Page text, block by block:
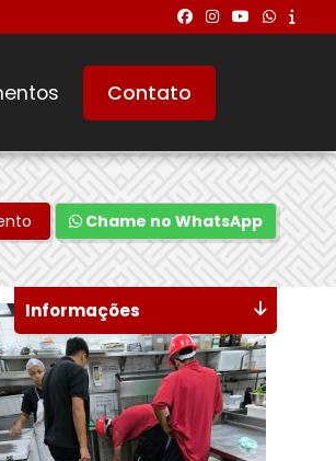
Contato
Chame no WhatsApp
Informações